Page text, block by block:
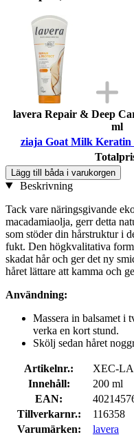
lavera Repair & Deep
ml
ziaja Goat Milk Keratin
Lägg till båda i varukorgen
Beskrivning
Tack vare näringsgivande
macadamiaolja, gerr detta
som stöder din hårstruktur i
fukt. Den högkvalitativa
skadat hår och ger det ny
håret lättare att kamma och
Användning:
Massera in balsamet i
verka en kort stund.
Skölj sedan håret
Artikelnr.:
XEC-
Innehåll:
200 ml
EAN:
Tillverkarnr.:
116358
Varumärken:
lavera